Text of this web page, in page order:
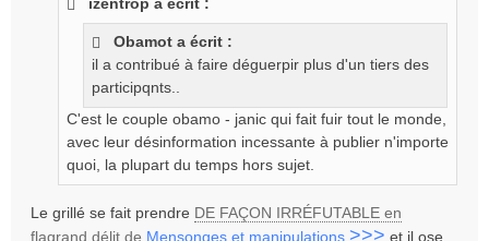
Obamot a écrit :
il a contribué à faire déguerpir plus d'un tiers des
participqnts..
C'est le couple obamo - janic qui fait fuir tout le monde,
avec leur désinformation incessante à publier n'importe
quoi, la plupart du temps hors sujet.
Le grillé se fait prendre DE FAÇON IRRÉFUTABLE en
flagrand délit de Mensonges et manipulations >>> et il ose